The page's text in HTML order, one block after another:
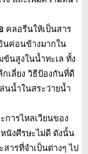
คลอรีนให้เป็นสาร
นค่อนข้างมากใน
นสูงในน้ำทะเล ทั้ง
เลี่ยง วิธีป้องกันที่ดี
นน้ำในสระว่ายน้ำ
การไหลเวียนของ
หนังศีรษะไม่ดี ดังนั้น
ารที่จำเป็นต่างๆ ไป